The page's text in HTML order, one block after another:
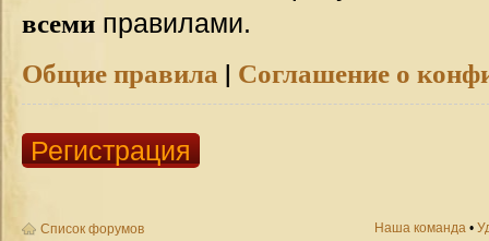
всеми правилами.
Общие правила | Соглашение о
Регистрация
Список форумов Наша команда •